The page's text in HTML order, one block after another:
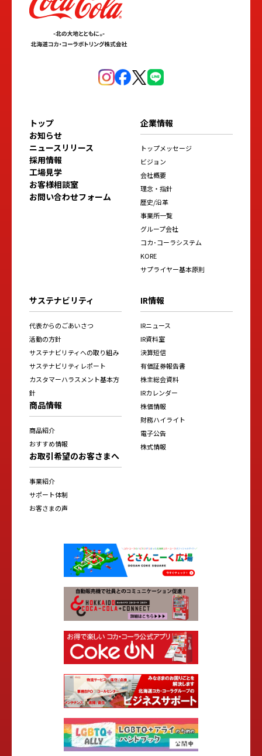
トップ
お知らせ
ニュースリリース
採用情報
工場見学
お客様相談室
お問い合わせフォーム
企業情報
トップメッセージ
ビジョン
会社概要
理念・指針
歴史/沿革
事業所一覧
グループ会社
コカ･コーラシステム
KORE
サプライヤー基本原則
サステナビリティ
代表からのごあいさつ
活動の方針
サステナビリティへの取り組み
サステナビリティレポート
カスタマーハラスメント基本方
針
商品情報
商品紹介
おすすめ情報
お取引希望のお客さまへ
事業紹介
サポート体制
お客さまの声
IR情報
IRニュース
IR資料室
決算短信
有価証券報告書
株主総会資料
IRカレンダー
株価情報
財務ハイライト
電子公告
株式情報